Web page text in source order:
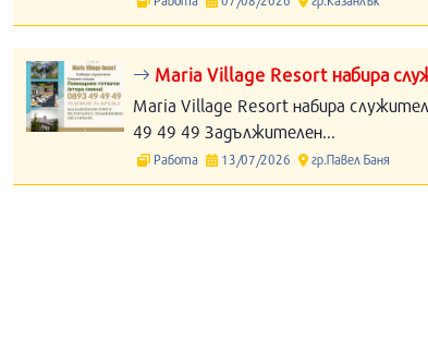
Maria Village Resort набира
Maria Village Resort набира
49 49 49 Задължителен...
Работа 13/07/2026 гр.Павел Баня